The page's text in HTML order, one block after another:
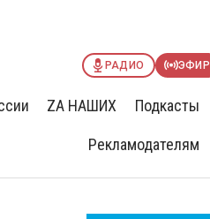
РАДИО ЭФИР
ZА НАШИХ Подкасты
Рекламодателям